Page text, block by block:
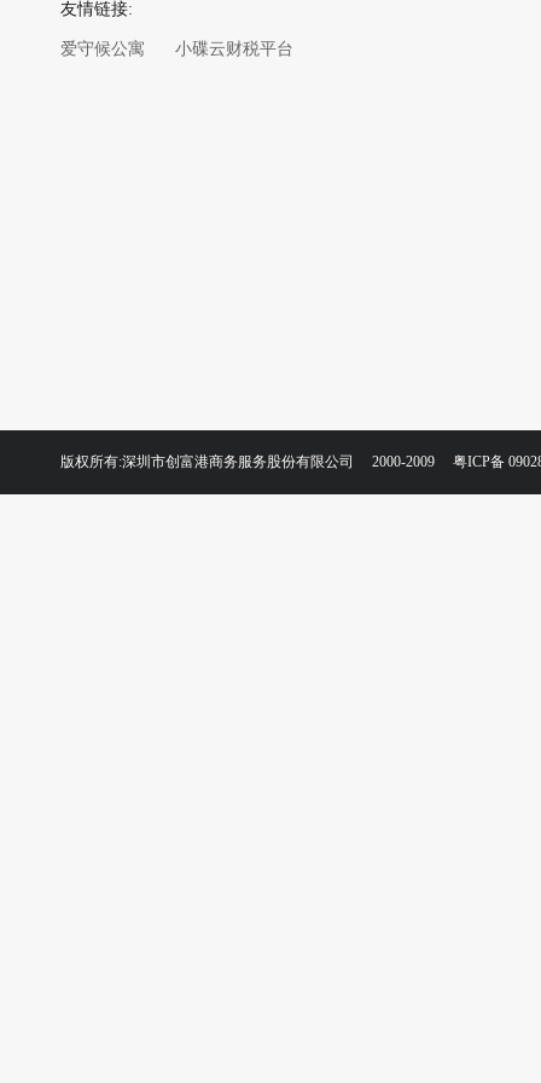
友情链接:
爱守候公寓 小碟云财税平台
版权所有:深圳市创富港商务服务股份有限公司 2000-2009 粤ICP备